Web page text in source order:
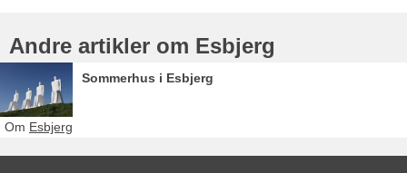
Andre artikler om Esbjerg
Sommerhus i Esbjerg
Om Esbjerg